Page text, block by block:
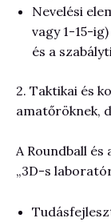
Nevelési
vagy 1-15-
és a
2. Taktikai és
amatőröknek,
A Roundball és
„3D-s